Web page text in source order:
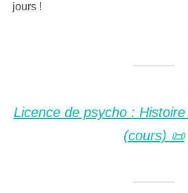
jours !
Licence de psycho :
(cours) 📜